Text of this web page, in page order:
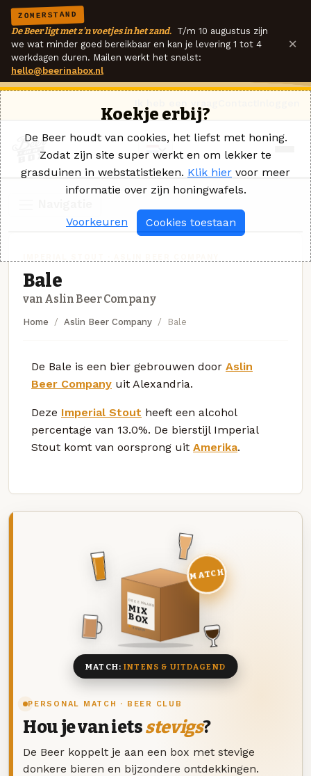
ZOMERSTAND
De Beer ligt met z'n voetjes in het zand. T/m 10 augustus zijn
we wat minder goed bereikbaar en kan je levering 1 tot 4
werkdagen duren. Mailen werkt het snelst:
hello@beerinabox.nl
×
Bale
van Aslin Beer Company
Home Aslin Beer Company Bale
De Bale is een bier gebrouwen door Aslin
Beer Company uit Alexandria.
Deze Imperial Stout heeft een alcohol
percentage van 13.0%. De bierstijl Imperial
Stout komt van oorsprong uit Amerika.
PERSONAL MATCH · BEER CLUB
Hou je van ietsstevigs?
De Beer koppelt je aan een box met stevige
donkere bieren en bijzondere ontdekkingen.
DEZE MAAND
MIX
BOX
8 BIEREN
MATCH
MATCH:INTENS & UITDAGEND
Koekje erbij?
De Beer houdt van cookies, het liefst met honing.
Zodat zijn site super werkt en om lekker te
grasduinen in webstatistieken. Klik hier voor meer
informatie over zijn honingwafels.
Voorkeuren Cookies toestaan